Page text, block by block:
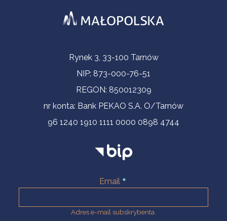
Informacje kontaktoweRynek 3, 33-100 Tarnów
NIP: 873-000-76-51
REGON: 850012309
nr konta: Bank PEKAO S.A. O/Tarnów
96 1240 1910 1111 0000 0898 4744
Email
Adres e-mail subskrybenta.